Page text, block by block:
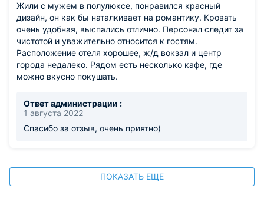
Жили с мужем в полулюксе, понравился красный
дизайн, он как бы наталкивает на романтику. Кровать
очень удобная, выспались отлично. Персонал следит за
чистотой и уважительно относится к гостям.
Расположение отеля хорошее, ж/д вокзал и центр
города недалеко. Рядом есть несколько кафе, где
можно вкусно покушать.
Ответ администрации :
1 августа 2022
Спасибо за отзыв, очень приятно)
ПОКАЗАТЬ ЕЩЕ